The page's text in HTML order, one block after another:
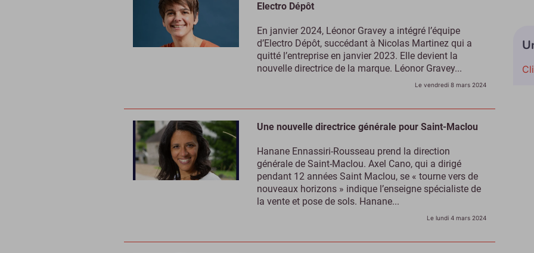
Electro Dépôt
En janvier 2024, Léonor Gravey a intégré l’équipe
d’Electro Dépôt, succédant à Nicolas Martinez qui a
quitté l’entreprise en janvier 2023. Elle devient la
nouvelle directrice de la marque. Léonor Gravey...
Le vendredi 8 mars 2024
Une nouvelle directrice générale pour Saint-Maclou
Hanane Ennassiri-Rousseau prend la direction
générale de Saint-Maclou. Axel Cano, qui a dirigé
pendant 12 années Saint Maclou, se « tourne vers de
nouveaux horizons » indique l’enseigne spécialiste de
la vente et pose de sols. Hanane...
Le lundi 4 mars 2024